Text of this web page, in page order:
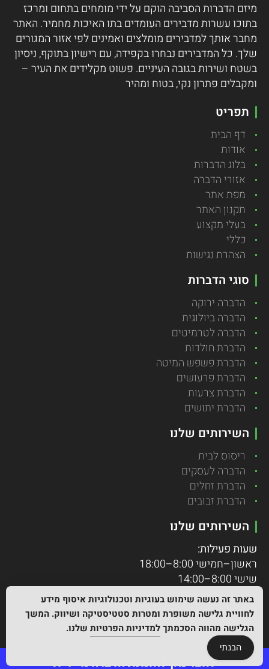
מיזם הדברות הסביבה הוקם על ידי מומחים בתחום ומרכז
בתוכו עשרות מדבירים העומדים בתו האיכות מחמיר. האתר
מחבר אותך למדבירים מומלצים ואמינים לפי אזור המגורים
שלך. כל המדבירים נבחרו בקפידה, עם רישיון בתוקף, ניסיון
בשטח ושירות בגובה העיניים. פשוט מקלידים את העיר –
ומקבלים פתרון נקי, בטוח ומהיר
תפריט
דף הבית
אודות
בלוג הדברות
אזורי הדברה
מפת אתר
תקנון האתר
בעלי מקצוע
כללי
הצהרת נגישות
סוגי הדברות
הדברה ירוקה
הדברה ביולוגית
הדברה לטרמיטים
הדברת חולדות
הדברת פשפש המיטה
הדברת פרעושים
הדברת צרעות
הדברת יתושים
השירותים שלנו
ריסוס לבית
הדברה לעסקים
הדברת זחלים
הדברת זבובים
השירותים שלנו
שעות פעילות:
ראשון–חמישי 8:00–18:00
שישי 8:00–14:00
שבתות וחגים – סגור
במקרי חירום ניתן לפנות גם מעבר לשעות הפעילות.
לחצו כאן להזמנת הדברה מיידית
כל הזכויות שמורות להדברות הסביבה 2026©
באתר זה נעשה שימוש בעוגיות וטכנולוגיות איסוף מידע
לחוויית גלישה משופרת ומטרות סטטיסטיקה ושיווק. המשך
הגלישה מהווה הסכמתךלמדיניות הפרטיות שלנו.
הבנתי